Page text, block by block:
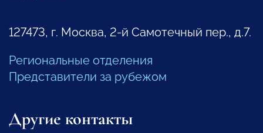
127473, г. Москва, 2-й Самотечный пер., д.7.
Региональные отделения
Представители за рубежом
Другие контакты